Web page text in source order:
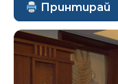
Принтирай